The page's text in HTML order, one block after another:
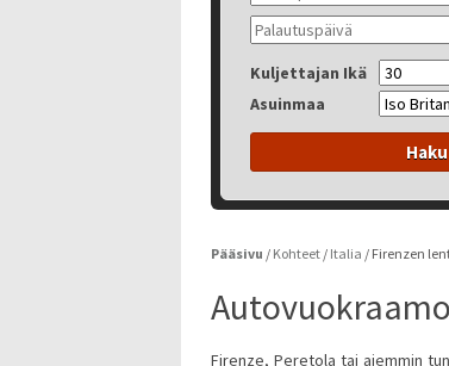
Kuljettajan Ikä
Asuinmaa
Haku
Pääsivu / Kohteet / Italia / Firenzen
Firenze, Peretola tai aiemmin